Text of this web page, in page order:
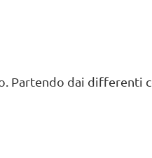
Partendo dai